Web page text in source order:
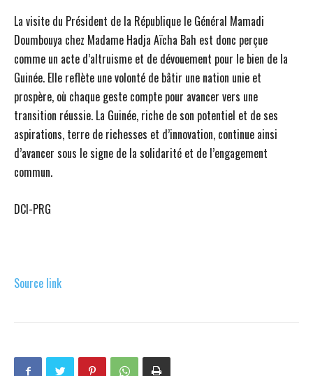
La visite du Président de la République le Général Mamadi
Doumbouya chez Madame Hadja Aïcha Bah est donc perçue
comme un acte d’altruisme et de dévouement pour le bien de la
Guinée. Elle reflète une volonté de bâtir une nation unie et
prospère, où chaque geste compte pour avancer vers une
transition réussie. La Guinée, riche de son potentiel et de ses
aspirations, terre de richesses et d’innovation, continue ainsi
d’avancer sous le signe de la solidarité et de l’engagement
commun.
DCI-PRG
Source link